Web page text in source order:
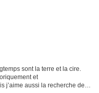
sont la terre et la cire.
et
j’aime aussi la recherche de